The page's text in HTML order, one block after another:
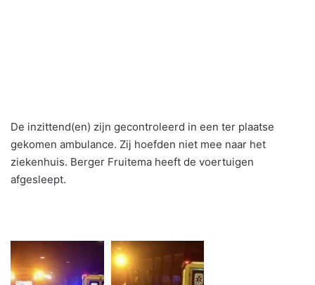
De inzittend(en) zijn gecontroleerd in een ter plaatse
gekomen ambulance. Zij hoefden niet mee naar het
ziekenhuis. Berger Fruitema heeft de voertuigen
afgesleept.